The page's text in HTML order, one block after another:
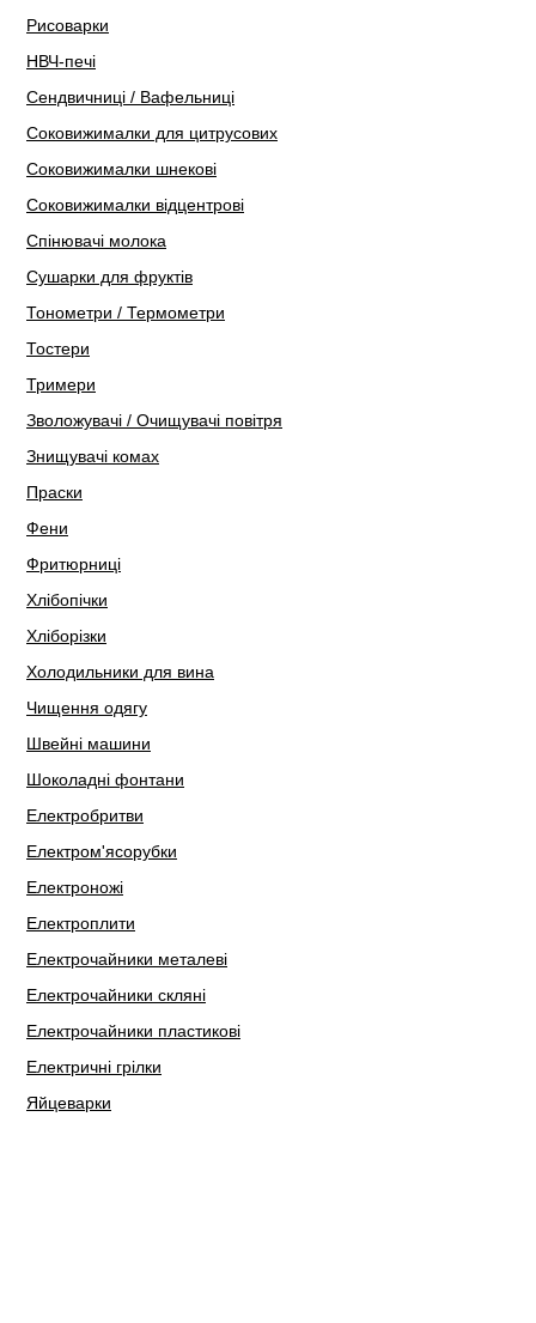
Рисоварки
НВЧ-печі
Сендвичниці / Вафельниці
Соковижималки для цитрусових
Соковижималки шнекові
Соковижималки відцентрові
Спінювачі молока
Сушарки для фруктів
Тонометри / Термометри
Тостери
Тримери
Зволожувачі / Очищувачі повітря
Знищувачі комах
Праски
Фени
Фритюрниці
Хлібопічки
Хліборізки
Холодильники для вина
Чищення одягу
Швейні машини
Шоколадні фонтани
Електробритви
Електром'ясорубки
Електроножі
Електроплити
Електрочайники металеві
Електрочайники скляні
Електрочайники пластикові
Електричні грілки
Яйцеварки